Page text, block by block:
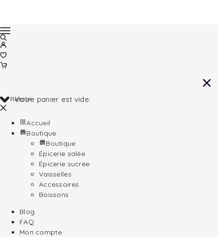
Votre panier est vide.
Retour
Accueil
Boutique
Boutique
Épicerie salée
Épicerie sucrée
Vaisselles
Accessoires
Boissons
Blog
FAQ
Mon compte